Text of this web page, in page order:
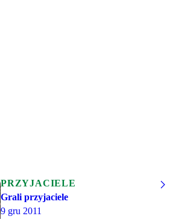
PRZYJACIELE
Grali przyjaciele
9 gru 2011